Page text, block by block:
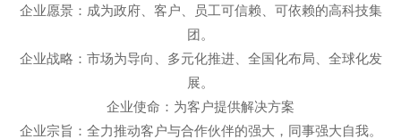
企业愿景：成为政府、客户、员工可信赖、可依赖的高科技集
团。
企业战略：市场为导向、多元化推进、全国化布局、全球化发
展。
企业使命：为客户提供解决方案
企业宗旨：全力推动客户与合作伙伴的强大，同事强大自我。